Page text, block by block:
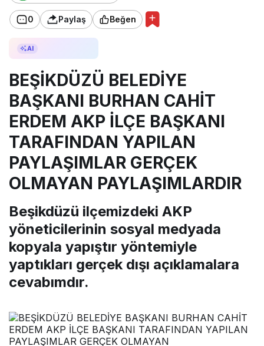
0 Paylaş Beğen
AI
BEŞİKDÜZÜ BELEDİYE
BAŞKANI BURHAN CAHİT
ERDEM AKP İLÇE BAŞKANI
TARAFINDAN YAPILAN
PAYLAŞIMLAR GERÇEK
OLMAYAN PAYLAŞIMLARDIR
Beşikdüzü ilçemizdeki AKP
yöneticilerinin sosyal medyada
kopyala yapıştır yöntemiyle
yaptıkları gerçek dışı açıklamalara
cevabımdır.